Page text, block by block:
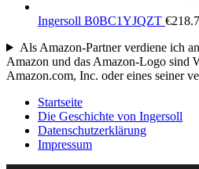
Ingersoll B0BC1YJQZT €
Als Amazon-Partner verdiene ich
Amazon und das Amazon-Logo sind
Amazon.com, Inc. oder eines seiner
Startseite
Die Geschichte von Ingersoll
Datenschutzerklärung
Impressum